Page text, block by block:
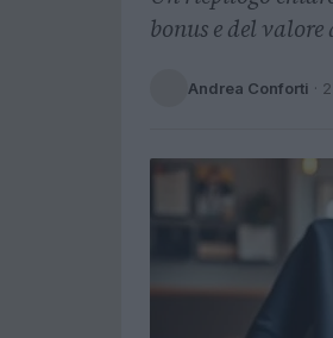
bonus e del
Andrea Conforti ·